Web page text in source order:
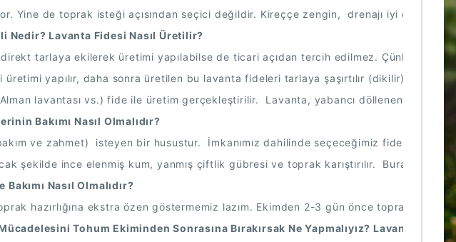
Yine de toprak isteği açısından seçici değildir. Kireççe zengin,  drenajı iyi olan
Nedir? Lavanta Fidesi Nasıl Üretilir?
tarlaya ekilerek üretimi yapılabilse de ticari açıdan tercih edilmez. Çünkü
yapılır, daha sonra üretilen bu lavanta fideleri tarlaya şaşırtılır (dikilir).
lavantası vs.) fide ile üretim gerçekleştirilir.  Lavanta, yabancı döllenen bir
Bakımı Nasıl Olmalıdır?
ve zahmet)  isteyen bir husustur.  İmkanımız dahilinde seçeceğimiz fideliğin su
şekilde ince elenmiş kum, yanmış çiftlik gübresi ve toprak karıştırılır.  Burada
Nasıl Olmalıdır?
hazırlığına ekstra özen göstermemiz lazım. Ekimden 2-3 gün önce toprağı
Tohum Ekiminden Sonrasına Bırakırsak Ne Yapmalıyız? Lavanta